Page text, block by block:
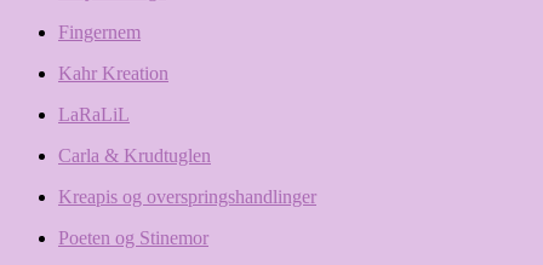
Fingernem
Kahr Kreation
LaRaLiL
Carla & Krudtuglen
Kreapis og overspringshandlinger
Poeten og Stinemor